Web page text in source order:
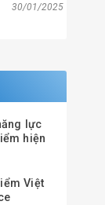
30/01/2025
lực
hiện
Việt